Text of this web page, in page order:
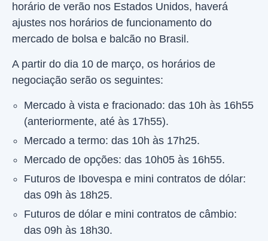
horário de verão nos Estados Unidos, haverá
ajustes nos horários de funcionamento do
mercado de bolsa e balcão no Brasil.
A partir do dia 10 de março, os horários de
negociação serão os seguintes:
Mercado à vista e fracionado: das 10h às 16h55
(anteriormente, até às 17h55).
Mercado a termo: das 10h às 17h25.
Mercado de opções: das 10h05 às 16h55.
Futuros de Ibovespa e mini contratos de dólar:
das 09h às 18h25.
Futuros de dólar e mini contratos de câmbio:
das 09h às 18h30.